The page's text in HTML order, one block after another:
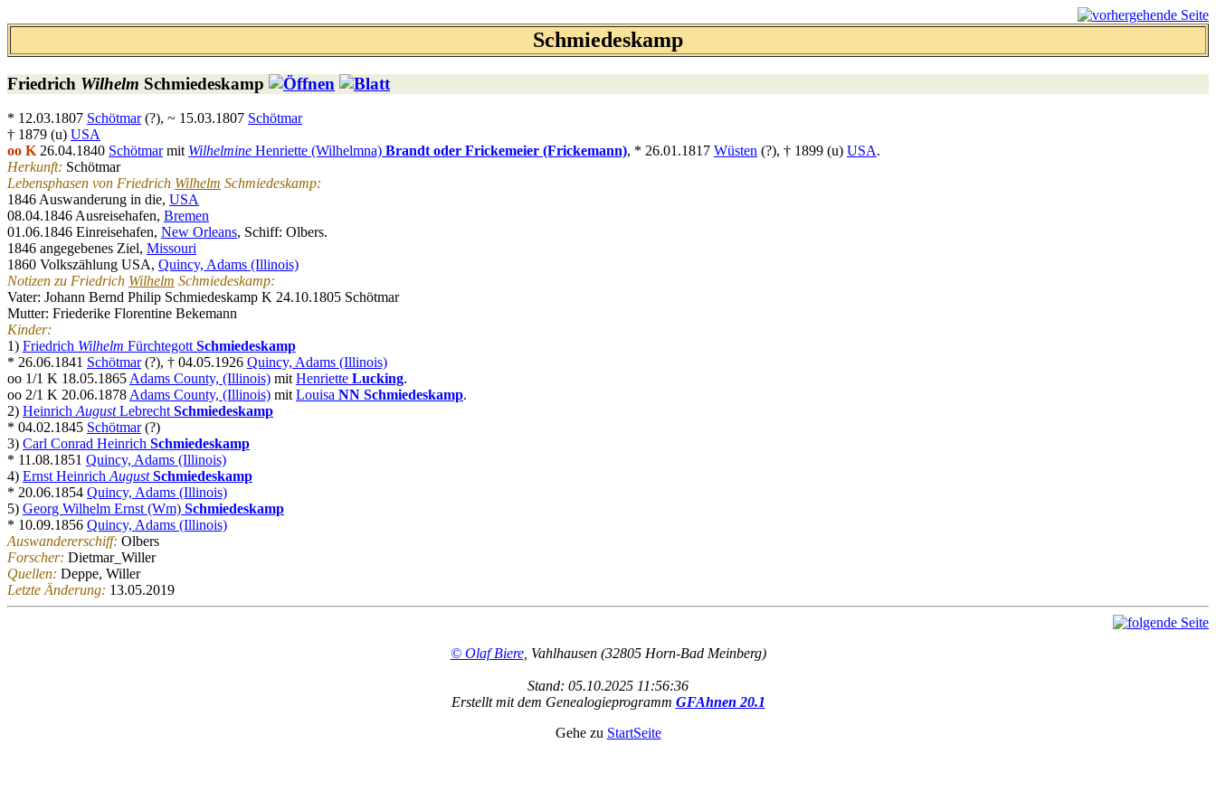
Schmiedeskamp
Friedrich Wilhelm Schmiedeskamp
* 12.03.1807 Schötmar(?), ~ 15.03.1807 Schötmar
† 1879 (u) USA
oo K26.04.1840 Schötmarmit Wilhelmine Henriette (Wilhelmna) Brandt oder Frickemeier (Frickemann), * 26.01.1817 Wüsten (?), † 1899 (u) USA.
Herkunft: Schötmar
Lebensphasen von Friedrich Wilhelm Schmiedeskamp:
1846 Auswanderung in die, USA
08.04.1846 Ausreisehafen, Bremen
01.06.1846 Einreisehafen, New Orleans, Schiff: Olbers.
1846 angegebenes Ziel, Missouri
1860 Volkszählung USA, Quincy, Adams (Illinois)
Notizen zu Friedrich Wilhelm Schmiedeskamp:
Vater: Johann Bernd Philip Schmiedeskamp K 24.10.1805 Schötmar
Mutter: Friederike Florentine Bekemann
Kinder:
1) Friedrich Wilhelm FürchtegottSchmiedeskamp
* 26.06.1841 Schötmar(?), † 04.05.1926 Quincy, Adams (Illinois)
oo 1/1 K 18.05.1865Adams County, (Illinois) mitHenriette Lucking.
oo 2/1 K 20.06.1878Adams County, (Illinois) mitLouisa NN Schmiedeskamp.
2) HeinrichAugustLebrechtSchmiedeskamp
* 04.02.1845 Schötmar(?)
3) Carl Conrad Heinrich Schmiedeskamp
* 11.08.1851 Quincy, Adams (Illinois)
4) Ernst HeinrichAugust Schmiedeskamp
* 20.06.1854 Quincy, Adams (Illinois)
5) Georg Wilhelm Ernst (Wm) Schmiedeskamp
* 10.09.1856 Quincy, Adams (Illinois)
Auswandererschiff: Olbers
Forscher: Dietmar_Willer
Quellen: Deppe, Willer
Letzte Änderung: 13.05.2019
© Olaf Biere, Vahlhausen (32805 Horn-Bad Meinberg)
Stand: 05.10.2025 11:56:36
Erstellt mit dem Genealogieprogramm GFAhnen 20.1
Gehe zu StartSeite